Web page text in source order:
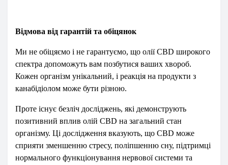
Відмова від гарантій та обіцянок
Ми не обіцяємо і не гарантуємо, що олії CBD широкого
спектра допоможуть вам позбутися ваших хвороб.
Кожен організм унікальний, і реакція на продукти з
канабідіолом може бути різною.
Проте існує безліч досліджень, які демонструють
позитивний вплив олій CBD на загальний стан
організму. Ці дослідження вказують, що CBD може
сприяти зменшенню стресу, поліпшенню сну, підтримці
нормального функціонування нервової системи та